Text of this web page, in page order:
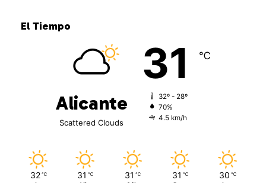
El Tiempo
Alicante
Scattered Clouds
31 ℃
32º - 28º
70%
4.5 km/h
32 ℃ 31 ℃ 31 ℃ 31 ℃ 30 ℃